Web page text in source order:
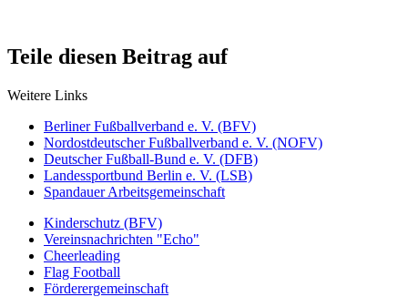
Teile diesen Beitrag auf
Weitere Links
Berliner Fußballverband e. V. (BFV)
Nordostdeutscher Fußballverband e. V. (NOFV)
Deutscher Fußball-Bund e. V. (DFB)
Landessportbund Berlin e. V. (LSB)
Spandauer Arbeitsgemeinschaft
Kinderschutz (BFV)
Vereinsnachrichten "Echo"
Cheerleading
Flag Football
Förderergemeinschaft